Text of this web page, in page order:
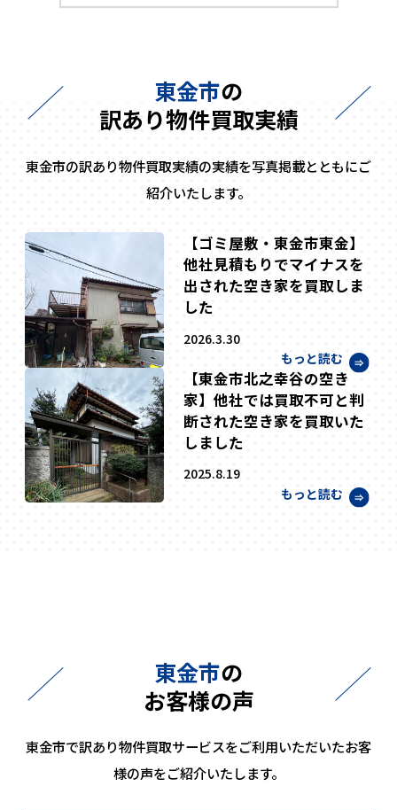
東金市の
訳あり物件買取実績
東金市の訳あり物件買取実績の実績を写真掲載とともにご
紹介いたします。
【ゴミ屋敷・東金市東金】
他社見積もりでマイナスを
出された空き家を買取しま
した
2026.3.30
もっと読む
【東金市北之幸谷の空き
家】他社では買取不可と判
断された空き家を買取いた
しました
2025.8.19
もっと読む
東金市の
お客様の声
東金市で訳あり物件買取サービスをご利用いただいたお客
様の声をご紹介いたします。